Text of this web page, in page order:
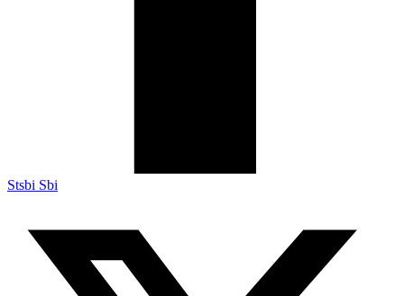
Stsbi Sbi